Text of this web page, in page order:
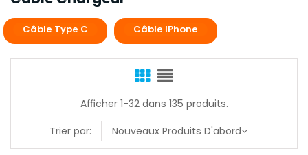
Câble Type C​ Câble IPhone
Afficher 1-32 dans 135 produits.
Trier par:
Nouveaux Produits D'abord